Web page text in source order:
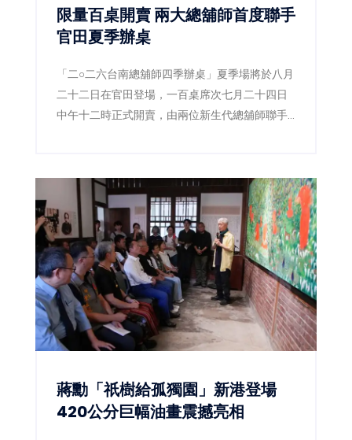
限量百桌開賣 兩大總舖師首度聯手
官田夏季辦桌
「二○二六台南總舖師四季辦桌」夏季場將於八月
二十二日在官田登場，一百桌席次七月二十四日
中午十二時正式開賣，由兩位新生代總舖師聯手
蔣勳「祇樹給孤獨園」新港登場
420公分巨幅油畫震撼亮相